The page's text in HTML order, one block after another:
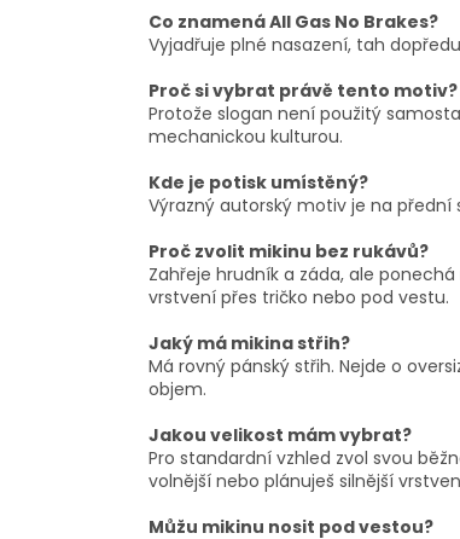
Co znamená All Gas No Brakes?
Vyjadřuje plné nasazení, tah
Proč si vybrat právě tento motiv?
Protože slogan není použitý
mechanickou kulturou.
Kde je potisk umístěný?
Výrazný autorský motiv je na
Proč zvolit mikinu bez rukávů?
Zahřeje hrudník a záda, ale
vrstvení přes tričko nebo pod vestu.
Jaký má mikina střih?
Má rovný pánský střih. Nejde o
objem.
Jakou velikost mám vybrat?
Pro standardní vzhled zvol svou
volnější nebo plánuješ silnější
Můžu mikinu nosit pod vestou?